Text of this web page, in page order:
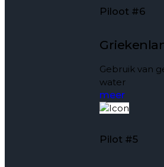
Piloot #6
Gebruik van
water
meer
Pilot #5